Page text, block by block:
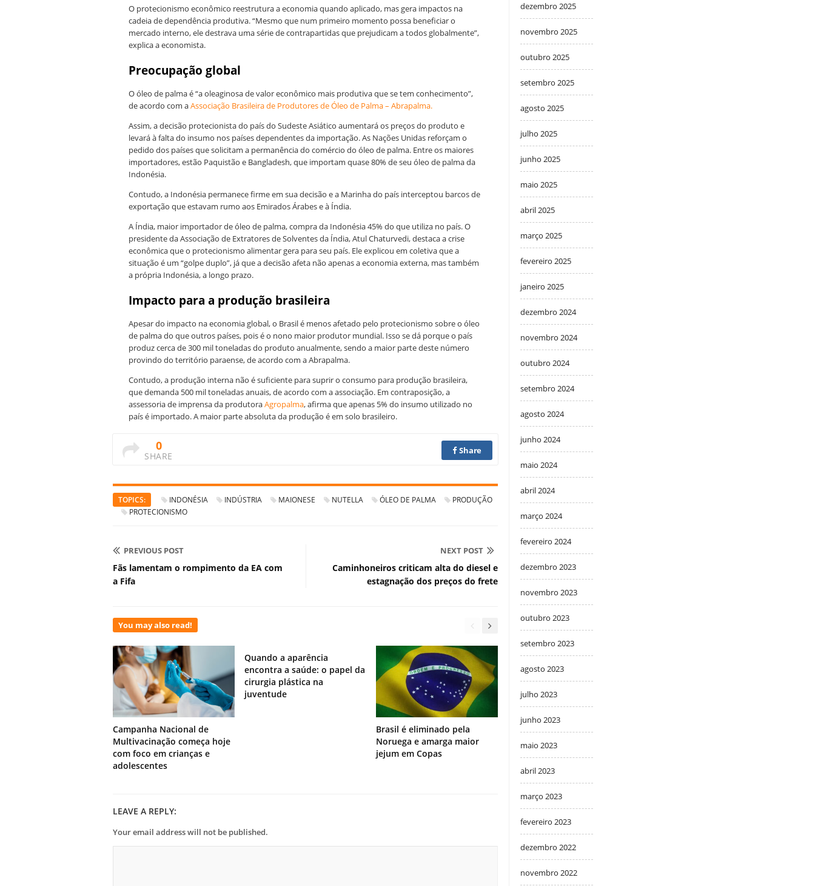
O protecionismo econômico reestrutura a economia quando aplicado, mas gera impactos na
cadeia de dependência produtiva. “Mesmo que num primeiro momento possa beneficiar o
mercado interno, ele destrava uma série de contrapartidas que prejudicam a todos globalmente”,
explica a economista.
Preocupação global
O óleo de palma é “a oleaginosa de valor econômico mais produtiva que se tem conhecimento”,
de acordo com aAssociação Brasileira de Produtores de Óleo de Palma – Abrapalma.
Assim, a decisão protecionista do país do Sudeste Asiático aumentará os preços do produto e
levará à falta do insumo nos países dependentes da importação. As Nações Unidas reforçam o
pedido dos países que solicitam a permanência do comércio do óleo de palma. Entre os maiores
importadores, estão Paquistão e Bangladesh, que importam quase 80% de seu óleo de palma da
Indonésia.
Contudo, a Indonésia permanece firme em sua decisão e a Marinha do país interceptou barcos de
exportação que estavam rumo aos Emirados Árabes e à Índia.
A Índia, maior importador de óleo de palma, compra da Indonésia 45% do que utiliza no país. O
presidente da Associação de Extratores de Solventes da Índia, Atul Chaturvedi, destaca a crise
econômica que o protecionismo alimentar gera para seu país. Ele explicou em coletiva que a
situação é um “golpe duplo”, já que a decisão afeta não apenas a economia externa, mas também
a própria Indonésia, a longo prazo.
Impacto para a produção brasileira
Apesar do impacto na economia global, o Brasil é menos afetado pelo protecionismo sobre o óleo
de palma do que outros países, pois é o nono maior produtor mundial. Isso se dá porque o país
produz cerca de 300 mil toneladas do produto anualmente, sendo a maior parte deste número
provindo do território paraense, de acordo com a Abrapalma.
Contudo, a produção interna não é suficiente para suprir o consumo para produção brasileira,
que demanda 500 mil toneladas anuais, de acordo com a associação. Em contraposição, a
assessoria de imprensa da produtoraAgropalma, afirma que apenas 5% do insumo utilizado no
país é importado. A maior parte absoluta da produção é em solo brasileiro.
0
SHARE
Share
TOPICS: INDONÉSIA INDÚSTRIA MAIONESE NUTELLA ÓLEO DE PALMA
PRODUÇÃO
PROTECIONISMO
PREVIOUS POST
Fãs lamentam o rompimento da EA com
a Fifa
NEXT POST
Caminhoneiros criticam alta do diesel e
estagnação dos preços do frete
You may also read!
Campanha Nacional de
Multivacinação começa hoje
com foco em crianças e
adolescentes
Quando a aparência
encontra a saúde: o papel da
cirurgia plástica na
juventude
Brasil é eliminado pela
Noruega e amarga maior
jejum em Copas
LEAVE A REPLY:
Your email address will not be published.
dezembro 2025
novembro 2025
outubro 2025
setembro 2025
agosto 2025
julho 2025
junho 2025
maio 2025
abril 2025
março 2025
fevereiro 2025
janeiro 2025
dezembro 2024
novembro 2024
outubro 2024
setembro 2024
agosto 2024
junho 2024
maio 2024
abril 2024
março 2024
fevereiro 2024
dezembro 2023
novembro 2023
outubro 2023
setembro 2023
agosto 2023
julho 2023
junho 2023
maio 2023
abril 2023
março 2023
fevereiro 2023
dezembro 2022
novembro 2022